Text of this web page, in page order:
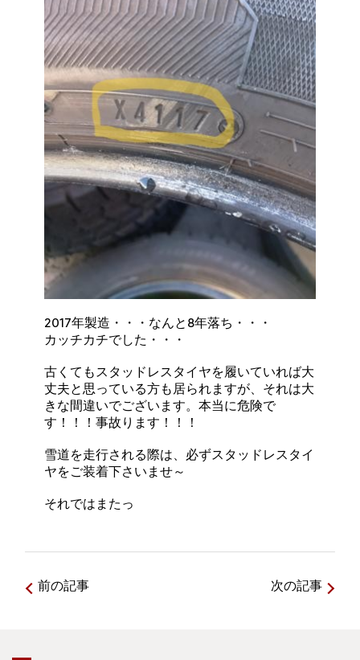
2017年製造・・・なんと8年落ち・・・
カッチカチでした・・・
古くてもスタッドレスタイヤを履いていれば大
丈夫と思っている方も居られますが、それは大
きな間違いでございます。本当に危険で
す！！！事故ります！！！
雪道を走行される際は、必ずスタッドレスタイ
ヤをご装着下さいませ～
それではまたっ
前の記事 次の記事